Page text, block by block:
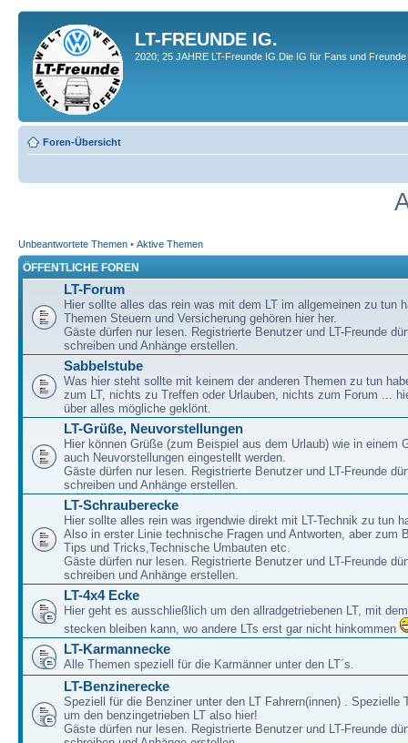
LT-FREUNDE IG.
2020; 25 JAHRE LT-Freunde IG.Die IG für Fans und
Foren-Übersicht
Unbeantwortete Themen • Aktive Themen
ÖFFENTLICHE FOREN
LT-Forum
Hier sollte alles das rein was mit dem LT im allgemeinen zu tun
Themen Steuern und Versicherung gehören hier her.
Gäste dürfen nur lesen. Registrierte Benutzer und LT-Freunde
schreiben und Anhänge erstellen.
Sabbelstube
Was hier steht sollte mit keinem der anderen Themen zu tun
zum LT, nichts zu Treffen oder Urlauben, nichts zum Forum ...
über alles mögliche geklönt.
LT-Grüße, Neuvorstellungen
Hier können Grüße (zum Beispiel aus dem Urlaub) wie in einem
auch Neuvorstellungen eingestellt werden.
Gäste dürfen nur lesen. Registrierte Benutzer und LT-Freunde
schreiben und Anhänge erstellen.
LT-Schrauberecke
Hier sollte alles rein was irgendwie direkt mit LT-Technik zu tun
Also in erster Linie technische Fragen und Antworten, aber zum
Tips und Tricks,Technische Umbauten etc.
Gäste dürfen nur lesen. Registrierte Benutzer und LT-Freunde
schreiben und Anhänge erstellen.
LT-4x4 Ecke
Hier geht es ausschließlich um den allradgetriebenen LT, mit
stecken bleiben kann, wo andere LTs erst gar nicht hinkommen
LT-Karmannecke
Alle Themen speziell für die Karmänner unter den LT´s.
LT-Benzinerecke
Speziell für die Benziner unter den LT Fahrern(innen) . Spezielle
um den benzingetrieben LT also hier!
Gäste dürfen nur lesen. Registrierte Benutzer und LT-Freunde